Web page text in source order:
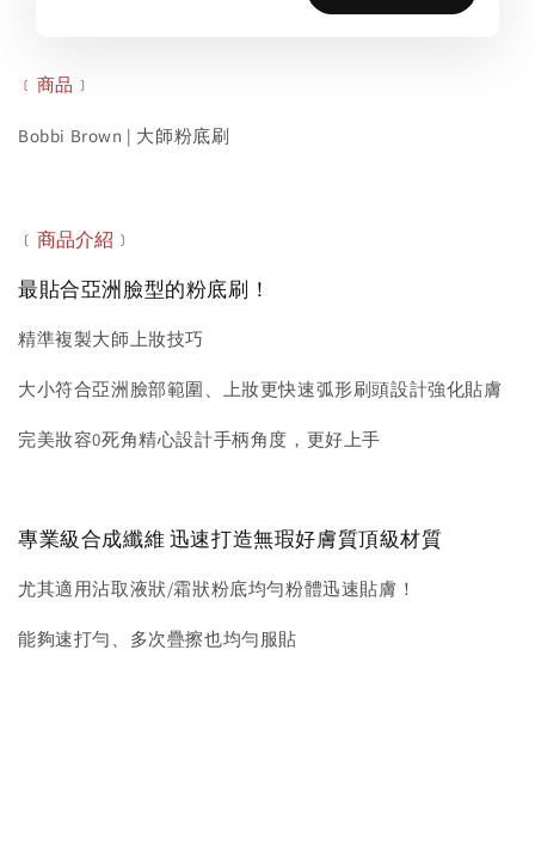
﹝商品﹞
Bobbi Brown | 大師粉底刷
﹝商品介紹﹞
最貼合亞洲臉型的粉底刷！
精準複製大師上妝技巧
大小符合亞洲臉部範圍、上妝更快速弧形刷頭設計強化貼膚
完美妝容0死角精心設計手柄角度，更好上手
專業級合成纖維 迅速打造無瑕好膚質頂級材質
尤其適用沾取液狀/霜狀粉底均勻粉體迅速貼膚！
能夠速打勻、多次疊擦也均勻服貼